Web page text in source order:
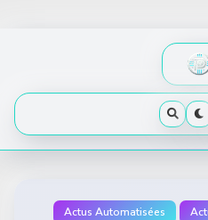
Actus Automatisées